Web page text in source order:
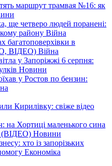
маршрут трамвая №16: як
ще четверо людей поранені:
району Війна
в
ВІДЕО) Війна
у Запоріжжі 6 серпня:
Новини
у Ростов по бензин:
Кирилівку: свіже відео
на Хортиці маленького сина
(ВІДЕО) Новини
хто із запорізьких
Економіка